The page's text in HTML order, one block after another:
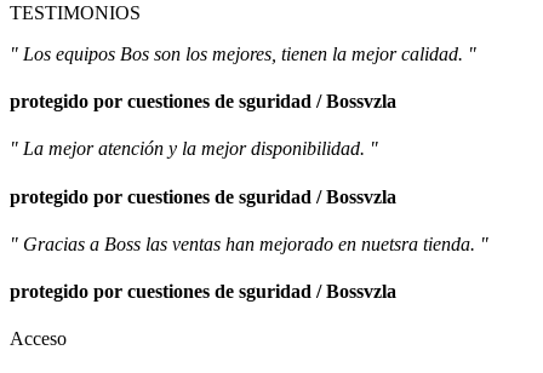
TESTIMONIOS
" Los equipos Bos son los mejores, tienen la mejor calidad. "
protegido por cuestiones de sguridad / Bossvzla
" La mejor atención y la mejor disponibilidad. "
protegido por cuestiones de sguridad / Bossvzla
" Gracias a Boss las ventas han mejorado en nuetsra tienda. "
protegido por cuestiones de sguridad / Bossvzla
Acceso